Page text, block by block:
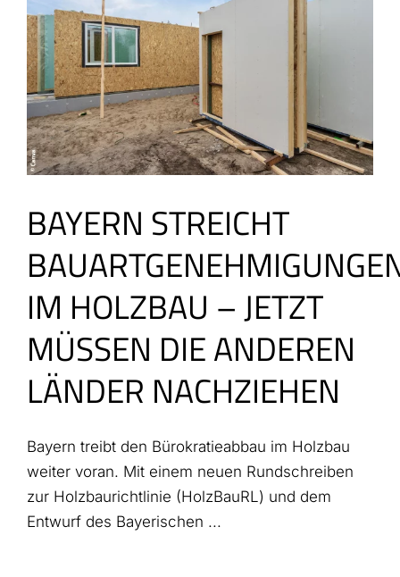
BAYERN STREICHT
IM HOLZBAU – JETZT
MÜSSEN DIE ANDEREN
LÄNDER NACHZIEHEN
Bayern treibt den Bürokratieabbau im Holzbau
weiter voran. Mit einem neuen Rundschreiben
zur Holzbaurichtlinie (HolzBauRL) und dem
Entwurf des Bayerischen ...